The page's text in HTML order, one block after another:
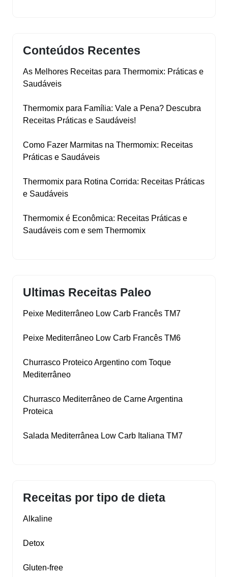
Conteúdos Recentes
As Melhores Receitas para Thermomix: Práticas e
Saudáveis
Thermomix para Família: Vale a Pena? Descubra
Receitas Práticas e Saudáveis!
Como Fazer Marmitas na Thermomix: Receitas
Práticas e Saudáveis
Thermomix para Rotina Corrida: Receitas Práticas
e Saudáveis
Thermomix é Econômica: Receitas Práticas e
Saudáveis com e sem Thermomix
Ultimas Receitas Paleo
Peixe Mediterrâneo Low Carb Francês TM7
Peixe Mediterrâneo Low Carb Francês TM6
Churrasco Proteico Argentino com Toque
Mediterrâneo
Churrasco Mediterrâneo de Carne Argentina
Proteica
Salada Mediterrânea Low Carb Italiana TM7
Receitas por tipo de dieta
Alkaline
Detox
Gluten‑free